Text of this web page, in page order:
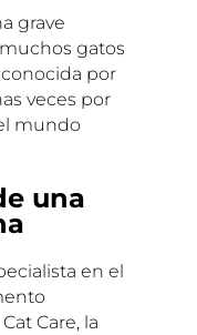
grave
gatos
por
veces por
mundo
una
en el
Care, la